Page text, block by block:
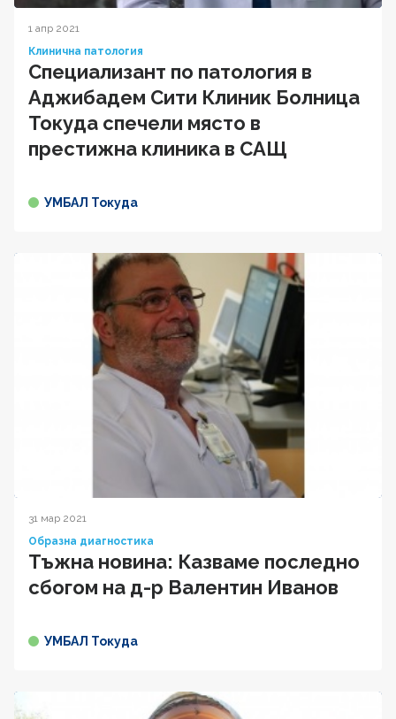
1 апр 2021
Клинична патология
Специализант по патология в
Аджибадем Сити Клиник Болница
Токуда спечели място в
престижна клиника в САЩ
УМБАЛ Токуда
31 мар 2021
Образна диагностика
Тъжна новина: Казваме последно
сбогом на д-р Валентин Иванов
УМБАЛ Токуда